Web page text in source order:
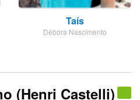
Taís
Débora Nascimento
(Henri Castelli)